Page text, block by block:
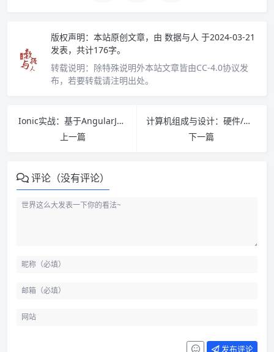
版权声明： 本站原创文章，由 数据与人 于2024-03-21
发表，共计176字。
转载说明： 除特殊说明外本站文章皆由CC-4.0协议发
布，若要转载请注明出处。
Ionic实战：基于AngularJS的移动混合应用开发 PDF下载
上一篇
计算机组成与设计：硬件/软件接口（原书第5版）PDF下载
下一篇
评论（没有评论）
发布评论